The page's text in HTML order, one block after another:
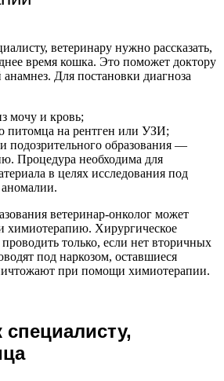
ветеринару нужно рассказать,
время кошка. Это поможет доктору
Для постановки диагноза
мочу и кровь;
питомца на рентген или УЗИ;
подозрительного образования —
Процедура необходима для
в целях исследования под
ветеринар-онколог может
химиотерапию. Хирургическое
только, если нет вторичных
под наркозом, оставшиеся
при помощи химиотерапии.
специалисту,